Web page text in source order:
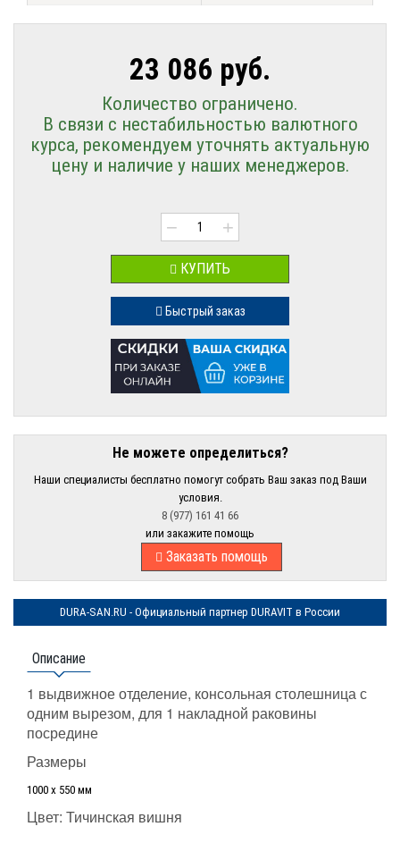
23 086 руб.
Количество ограничено.
В связи с нестабильностью валютного
курса, рекомендуем уточнять актуальную
цену и наличие у наших менеджеров.
− +
КУПИТЬ
Быстрый заказ
Не можете определиться?
Наши специалисты бесплатно помогут собрать Ваш заказ под Ваши
условия.
8 (977) 161 41 66
или закажите помощь
Заказать помощь
DURA-SAN.RU - Официальный партнер DURAVIT в России
Описание
1 выдвижное отделение, консольная столешница с
одним вырезом, для 1 накладной раковины
посредине
Размеры
1000 x 550 мм
Цвет: Тичинская вишня